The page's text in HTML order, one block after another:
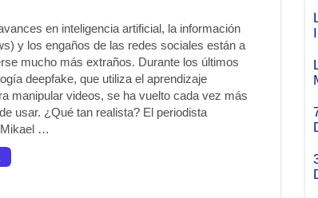
en inteligencia artificial, la información
y los engaños de las redes sociales están a
mucho más extraños. Durante los últimos
deepfake, que utiliza el aprendizaje
manipular videos, se ha vuelto cada vez más
usar. ¿Qué tan realista? El periodista
Mikael …